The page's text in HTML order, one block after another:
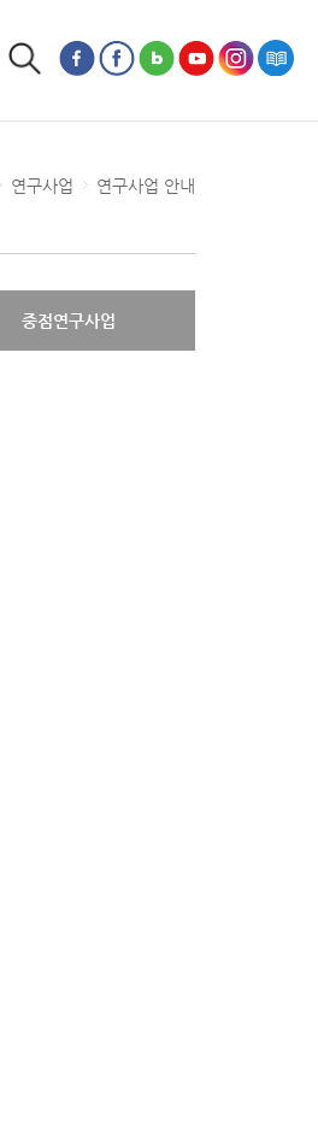
연구사업 연구사업 안내
중점연구사업